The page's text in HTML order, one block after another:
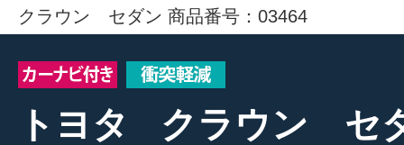
クラウン セダン 商品番号：03464
トヨタ クラウン セ